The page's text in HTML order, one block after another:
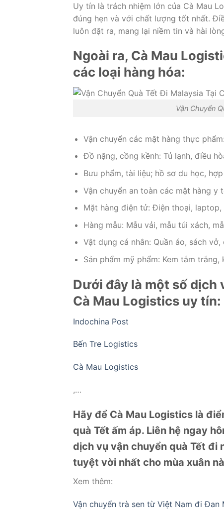
Uy tín là trách nhiệm lớn của Cà Mau
đúng hẹn và với chất lượng tốt nhất.
luôn đặt ra, mang lại niềm tin và hài
Ngoài ra, Cà Mau
các loại hàng hóa:
Vận Chuyển
Vận chuyển các mặt hàng thực
Đồ nặng, cồng kềnh: Tủ lạnh, điều
Bưu phẩm, tài liệu; hồ sơ du học,
Vận chuyển an toàn các mặt hàng
Mặt hàng điện tử: Điện thoại,
Hàng mẫu: Mẫu vải, mẫu túi xách,
Vật dụng cá nhân: Quần áo, sách
Sản phẩm mỹ phẩm: Kem tắm
Dưới đây là một số dịch
Cà Mau Logistics uy tín:
Indochina Post
Bến Tre Logistics
Cà Mau Logistics
,…
Hãy để Cà Mau Logistics là
quà Tết ấm áp. Liên hệ ngay
dịch vụ vận chuyển quà Tết đi
tuyệt vời nhất cho mùa xuân
Xem thêm:
Vận chuyển trà sen từ Việt Nam đi Đan